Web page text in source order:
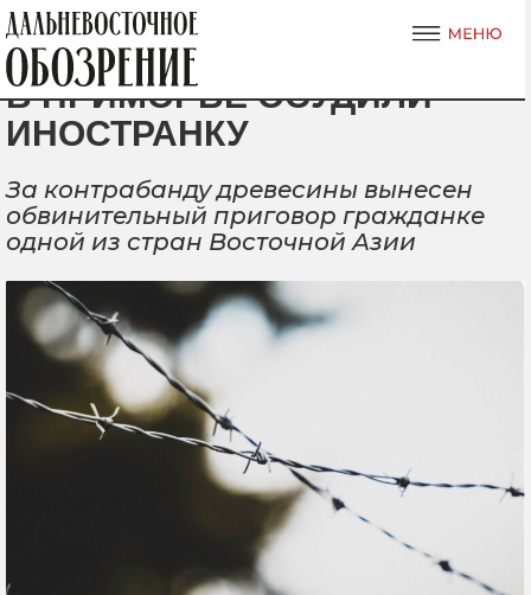
В ПРИМОРЬЕ ОСУДИЛИ
ИНОСТРАНКУ
За контрабанду древесины вынесен
обвинительный приговор гражданке
одной из стран Восточной Азии